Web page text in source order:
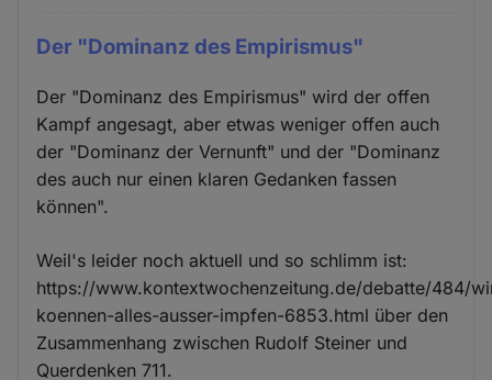
Der "Dominanz des Empirismus"
Der "Dominanz des Empirismus" wird der offen
Kampf angesagt, aber etwas weniger offen auch
der "Dominanz der Vernunft" und der "Dominanz
des auch nur einen klaren Gedanken fassen
können".
Weil's leider noch aktuell und so schlimm ist:
https://www.kontextwochenzeitung.de/debatte/484/
koennen-alles-ausser-impfen-6853.html über den
Zusammenhang zwischen Rudolf Steiner und
Querdenken 711.